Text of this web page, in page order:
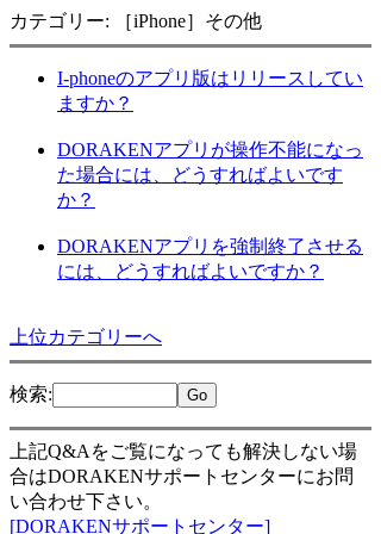
カテゴリー: ［iPhone］その他
I-phoneのアプリ版はリリースしてい
ますか？
DORAKENアプリが操作不能になっ
た場合には、どうすればよいです
か？
DORAKENアプリを強制終了させる
には、どうすればよいですか？
上位カテゴリーへ
検索:
上記Q&Aをご覧になっても解決しない場
合はDORAKENサポートセンターにお問
い合わせ下さい。
[DORAKENサポートセンター]